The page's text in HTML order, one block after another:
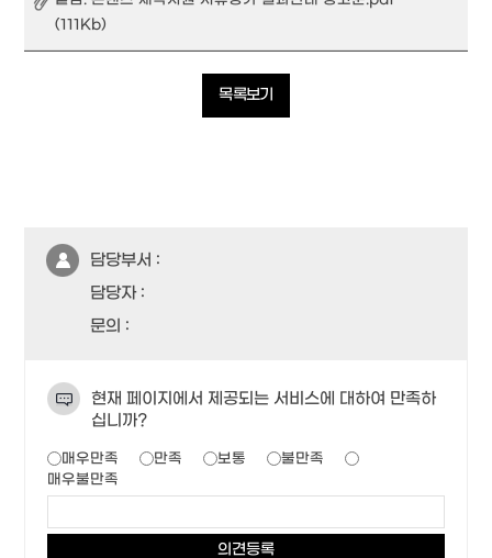
(111Kb)
목록보기
담당부서 :
담당자 :
문의 :
현재 페이지에서 제공되는 서비스에 대하여 만족하
십니까?
매우만족 만족 보통
불만족
매우불만족